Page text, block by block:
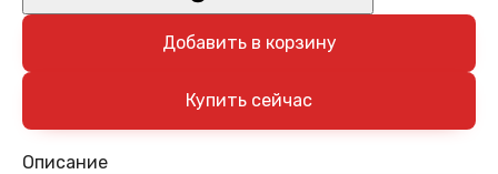
Добавить в корзину
Описание